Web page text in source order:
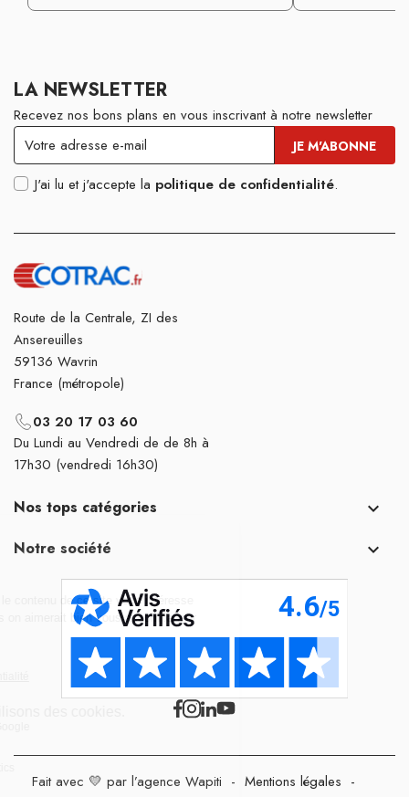
LA NEWSLETTER
Recevez nos bons plans en vous inscrivant à notre newsletter
J'ai lu et j'accepte la politique de confidentialité.
Route de la Centrale, ZI des
Ansereuilles
59136 Wavrin
France (métropole)
03 20 17 03 60
Du Lundi au Vendredi de de 8h à
17h30 (vendredi 16h30)
Nos tops catégories 
Notre société 
Fait avec 💛 par l’agence Wapiti - Mentions légales -